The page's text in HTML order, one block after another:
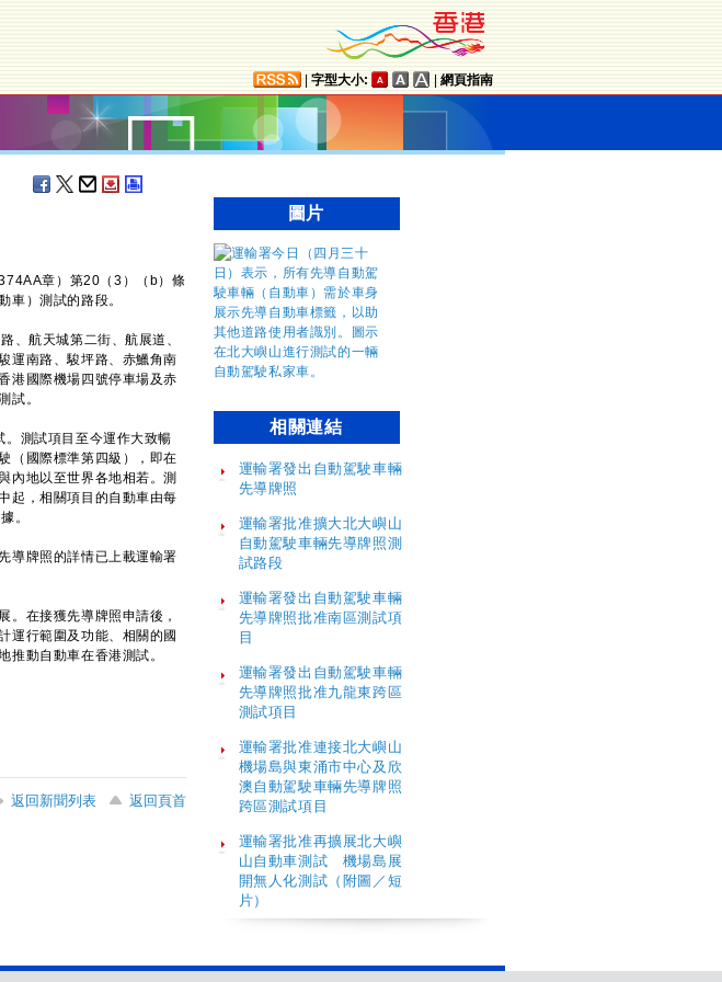
字型大小: 網頁指南
章）第20（3）（b）條
車）測試的路段。
航天城第二街、航展道、
運南路、駿坪路、赤鱲角南
港國際機場四號停車場及赤
試。
測試項目至今運作大致暢
（國際標準第四級），即在
內地以至世界各地相若。測
起，相關項目的自動車由每
。
牌照的詳情已上載運輸署
在接獲先導牌照申請後，
運行範圍及功能、相關的國
推動自動車在香港測試。
返回新聞列表
返回頁首
圖片
相關連結
運輸署發出自動駕駛車輛
先導牌照
運輸署批准擴大北大嶼山
自動駕駛車輛先導牌照測
試路段
運輸署發出自動駕駛車輛
先導牌照批准南區測試項
目
運輸署發出自動駕駛車輛
先導牌照批准九龍東跨區
測試項目
運輸署批准連接北大嶼山
機場島與東涌市中心及欣
澳自動駕駛車輛先導牌照
跨區測試項目
運輸署批准再擴展北大嶼
山自動車測試 機場島展
開無人化測試（附圖／短
片）